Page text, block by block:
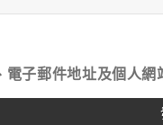
電子郵件地址及個人